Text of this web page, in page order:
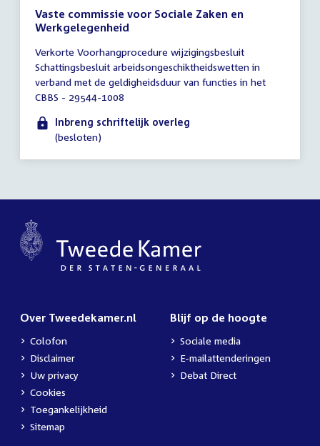
Vaste commissie voor Sociale Zaken en
Werkgelegenheid
vergadering
tot
18:00
uur
Verkorte Voorhangprocedure wijzigingsbesluit
Schattingsbesluit arbeidsongeschiktheidswetten in
verband met de geldigheidsduur van functies in het
CBBS - 29544-1008
Inbreng schriftelijk overleg
(besloten)
Over Tweedekamer.nl
Colofon
Disclaimer
Uw privacy
Cookies
Toegankelijkheid
Sitemap
Blijf op de hoogte
Sociale media
E-mailattenderingen
Debat Direct